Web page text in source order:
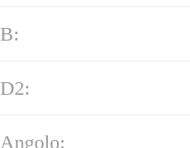
B:
D2:
Angolo: